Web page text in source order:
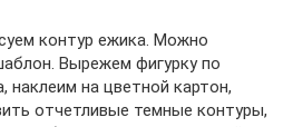
контур ежика. Можно
Вырежем фигурку по
наклеим на цветной картон,
отчетливые темные контуры,